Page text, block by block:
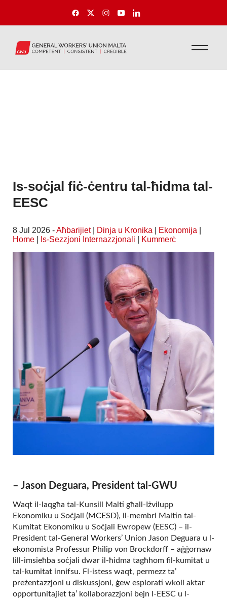
Is-soċjal fiċ-ċentru tal-ħidma tal-
EESC
8 Jul 2026 -Aħbarijiet| Dinja u Kronika Ekonomija
Home
Is-Sezzjoni Internazzjonali Kummerċ
– Jason Deguara, President tal-GWU
Waqt il-laqgħa tal-Kunsill Malti għall-Iżvilupp
Ekonomiku u Soċjali (MCESD), il-membri Maltin tal-
Kumitat Ekonomiku u Soċjali Ewropew (EESC) – il-
President tal-General Workers’ Union Jason Deguara u l-
ekonomista Professur Philip von Brockdorff – aġġornaw
lill-imsieħba soċjali dwar il-ħidma tagħhom fil-kumitat u
tal-kumitat innifsu. Fl-istess waqt, permezz ta’
preżentazzjoni u diskussjoni, ġew esplorati wkoll aktar
opportunitajiet ta’ kollaborazzjoni bejn l-EESC u l-